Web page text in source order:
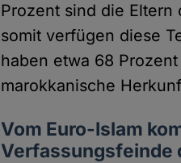
Prozent sind die
somit verfügen diese
haben etwa 68
marokkanische
Vom Euro-Islam
Verfassungsfeinde